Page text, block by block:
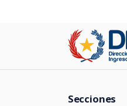
Secciones